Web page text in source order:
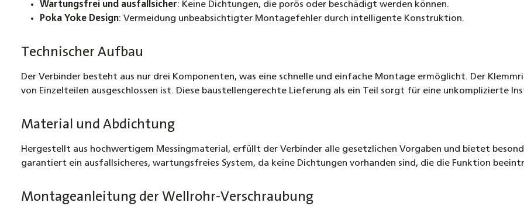
Wartungsfrei und ausfallsicher: Keine Dichtungen, die porös oder beschädigt werden können.
Poka Yoke Design: Vermeidung unbeabsichtigter Montagefehler durch intelligente Konstruktion.
Technischer Aufbau
Der Verbinder besteht aus nur drei Komponenten, was eine schnelle und einfache Montage ermöglicht. Der
von Einzelteilen ausgeschlossen ist. Diese baustellengerechte Lieferung als ein Teil sorgt für eine unkomplizierte
Material und Abdichtung
Hergestellt aus hochwertigem Messingmaterial, erfüllt der Verbinder alle gesetzlichen Vorgaben und bietet
garantiert ein ausfallsicheres, wartungsfreies System, da keine Dichtungen vorhanden sind, die die Funktion
Montageanleitung der Wellrohr-Verschraubung